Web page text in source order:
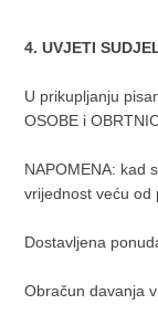
4. UVJETI
U prikupljanju
OSOBE i
NAPOMENA: kad
vrijednost veću od
Dostavljena
Obračun davanja